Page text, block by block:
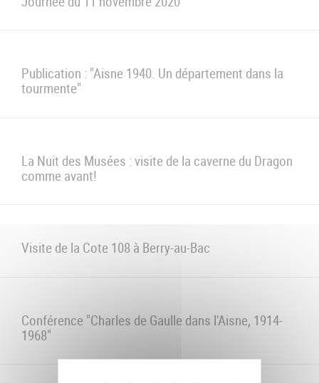
Publication : "Aisne 1940. Un département dans la
tourmente"
La Nuit des Musées : visite de la caverne du Dragon
comme avant!
Visite de la Cote 108 à Berry-au-Bac
Conférence "Charles de Gaulle dans l'Aisne, 1914-
1968"